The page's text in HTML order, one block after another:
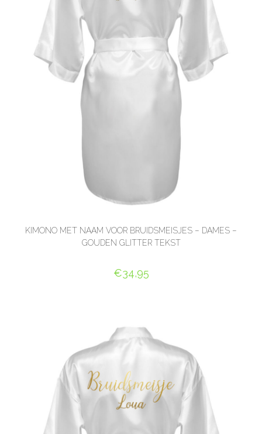
KIMONO MET NAAM VOOR BRUIDSMEISJES – DAMES –
GOUDEN GLITTER TEKST
€34,95